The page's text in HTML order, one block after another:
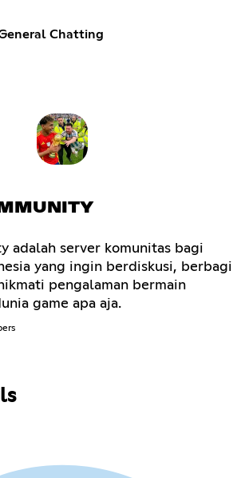
Chatting
adalah server komunitas bagi
yang ingin berdiskusi, berbagi
pengalaman bermain
game apa aja.